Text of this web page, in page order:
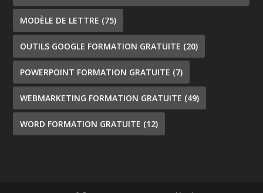
MODÈLE DE LETTRE (75)
OUTILS GOOGLE FORMATION GRATUITE (20)
POWERPOINT FORMATION GRATUITE (7)
WEBMARKETING FORMATION GRATUITE (49)
WORD FORMATION GRATUITE (12)